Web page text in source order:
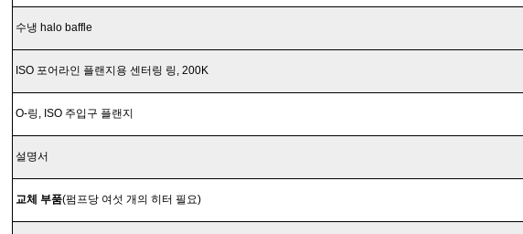
수냉 halo baffle
ISO 포어라인 플랜지용 센터링 링, 200K
O-링, ISO 주입구 플랜지
설명서
교체 부품(펌프당 여섯 개의 히터 필요)